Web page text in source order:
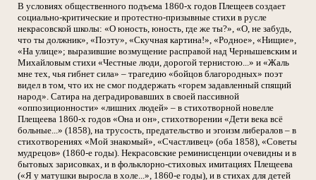
В условиях общественного подъема 1860-х годов Плещеев создает
социально-критические и протестно-призывные стихи в русле
некрасовской школы: «О юность, юность, где же ты?», «О, не забудь,
что ты должник», «Поэту», «Скучная картина!», «Родное», «Нищие»,
«На улице»; выразившие возмущение расправой над Чернышевским и
Михайловым стихи «Честные люди, дорогой тернистою...» и «Жаль
мне тех, чья гибнет сила» – трагедию «бойцов благородных» поэт
видел в том, что их не смог поддержать «горем задавленный спящий
народ». Сатира на деградировавших в своей пассивной
«оппозиционности» «лишних людей» – в стихотворной новелле
Плещеева 1860-х годов «Она и он», стихотворении «Дети века всё
больные...» (1858), на трусость, предательство и эгоизм либералов – в
стихотворениях «Мой знакомый», «Счастливец» (оба 1858), «Советы
мудрецов» (1860-е годы). Некрасовские реминисценции очевидны и в
бытовых зарисовках, и в фольклорно-стиховых имитациях Плещеева
(«Я у матушки выросла в холе...», 1860-е годы), и в стихах для детей